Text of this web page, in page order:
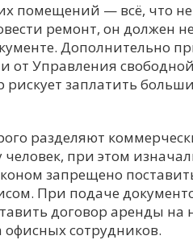
помещений — всё, что
ремонт, он должен
Дополнительно
от Управления свободной
рискует заплатить
разделяют
при этом
запрещено
При подаче
договор аренды на
офисных сотрудников.